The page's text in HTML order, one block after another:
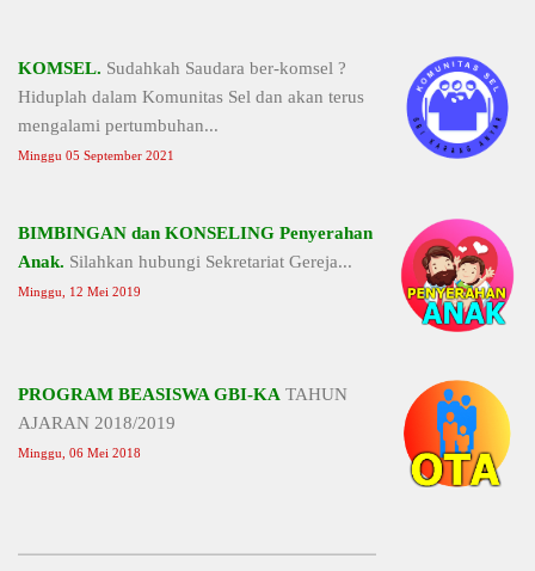
KOMSEL. Sudahkah Saudara ber-komsel ?
Hiduplah dalam Komunitas Sel dan akan terus
mengalami pertumbuhan...
Minggu 05 September 2021
BIMBINGAN dan KONSELING Penyerahan
Anak. Silahkan hubungi Sekretariat Gereja...
Minggu, 12 Mei 2019
PROGRAM BEASISWA GBI-KA TAHUN
AJARAN 2018/2019
Minggu, 06 Mei 2018